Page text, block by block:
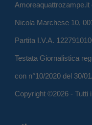
Amoreaquattrozampe.it
Nicola Marchese 10,
Partita I.V.A.
Testata Giornalistica
con n°10/2020 del 30/
Copyright ©2026 - Tutti